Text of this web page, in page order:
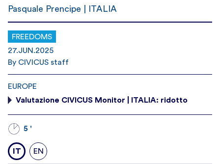
Pasquale Prencipe | ITALIA
FREEDOMS
27.JUN.2025
By CIVICUS staff
EUROPE
Valutazione CIVICUS Monitor | ITALIA: ridotto
5 '
IT EN